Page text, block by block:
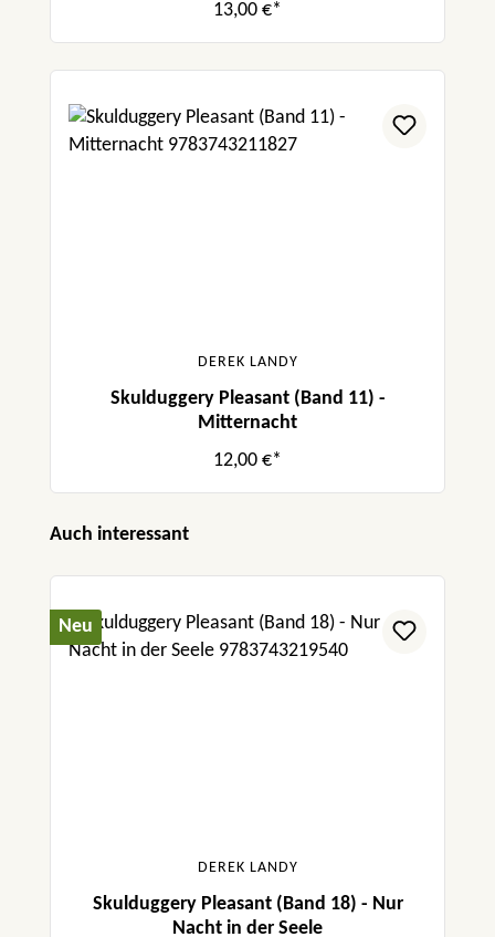
13,00 €*
DEREK LANDY
Skulduggery Pleasant (Band 11) -
Mitternacht
12,00 €*
Produktgalerie überspringen
Auch interessant
Neu
DEREK LANDY
Skulduggery Pleasant (Band 18) - Nur
Nacht in der Seele